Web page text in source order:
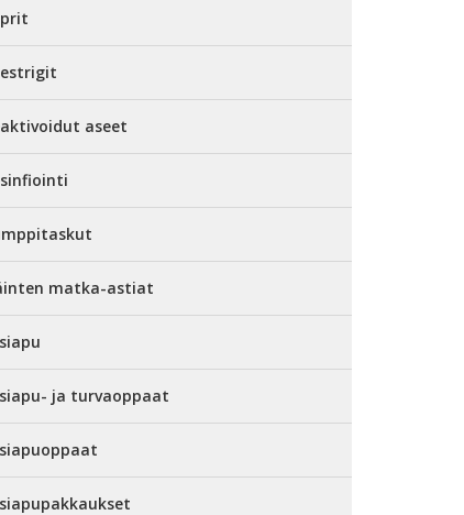
aseet
matka-astiat
ja turvaoppaat